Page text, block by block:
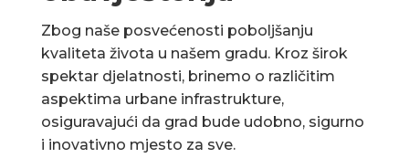
Zbog naše posvećenosti poboljšanju
kvaliteta života u našem gradu. Kroz širok
spektar djelatnosti, brinemo o različitim
aspektima urbane infrastrukture,
osiguravajući da grad bude udobno, sigurno
i inovativno mjesto za sve.